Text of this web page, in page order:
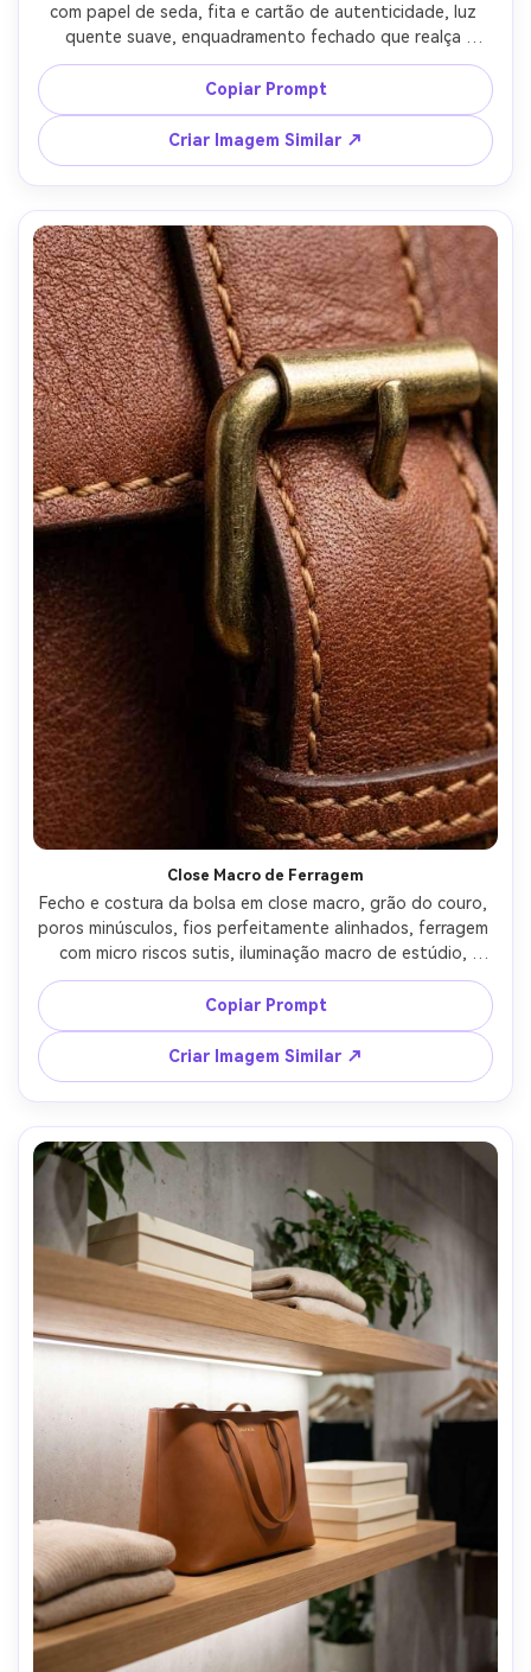
com papel de seda, fita e cartão de autenticidade, luz
quente suave, enquadramento fechado que realça
detalhes da embalagem e expectativa, Sony A7R V, 35mm,
f/2, profundidade de campo rasa, cena de produto hiper-
realista, vibe de marca sofisticada --ar 4:5
Copiar Prompt
Criar Imagem Similar ↗
Close Macro de Ferragem
Fecho e costura da bolsa em close macro, grão do couro,
poros minúsculos, fios perfeitamente alinhados, ferragem
com micro riscos sutis, iluminação macro de estúdio,
Canon EOS R5, 100mm macro, f/11, textura ultra
detalhada, alta resolução --ar 4:5
Copiar Prompt
Criar Imagem Similar ↗